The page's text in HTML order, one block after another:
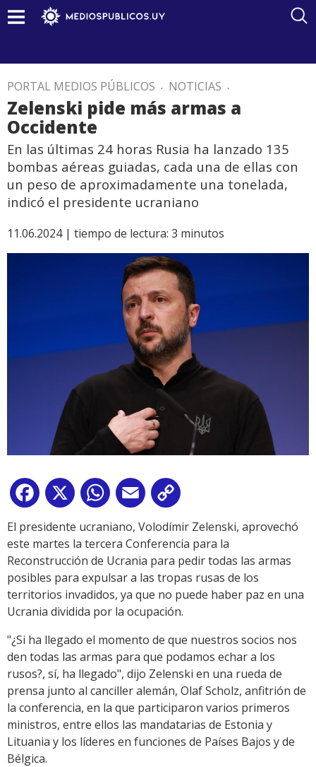
PORTAL MEDIOS PÚBLICOS . NOTICIAS .
Zelenski pide más armas a
Occidente
En las últimas 24 horas Rusia ha lanzado 135
bombas aéreas guiadas, cada una de ellas con
un peso de aproximadamente una tonelada,
indicó el presidente ucraniano
11.06.2024 | tiempo de lectura: 3 minutos
Facebook
X WhatsApp
Email
Link
El presidente ucraniano, Volodímir Zelenski, aprovechó
este martes la tercera Conferencia para la
Reconstrucción de Ucrania para pedir todas las armas
posibles para expulsar a las tropas rusas de los
territorios invadidos, ya que no puede haber paz en una
Ucrania dividida por la ocupación.
"¿Si ha llegado el momento de que nuestros socios nos
den todas las armas para que podamos echar a los
rusos?, sí, ha llegado", dijo Zelenski en una rueda de
prensa junto al canciller alemán, Olaf Scholz, anfitrión de
la conferencia, en la que participaron varios primeros
ministros, entre ellos las mandatarias de Estonia y
Lituania y los líderes en funciones de Países Bajos y de
Bélgica.